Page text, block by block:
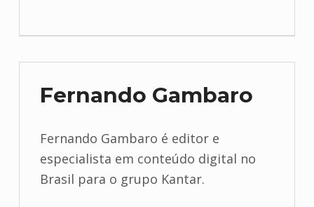
Fernando Gambaro
Fernando Gambaro é editor e
especialista em conteúdo digital no
Brasil para o grupo Kantar.